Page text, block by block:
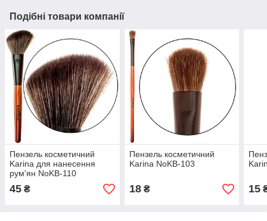
Подібні товари компанії
Пензель косметичний
Karina для нанесення
рум'ян NoKB-110
45 ₴
Пензель косметичний
Karina NoKB-103
18₴ 15